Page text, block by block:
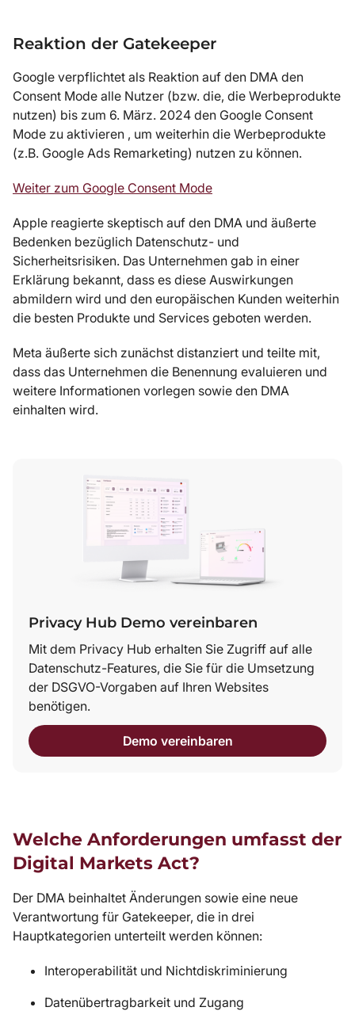
Reaktion der Gatekeeper
Google verpflichtet als Reaktion auf den DMA den
Consent Mode alle Nutzer (bzw. die, die Werbeprodukte
nutzen) bis zum 6. März. 2024 den Google Consent
Mode zu aktivieren , um weiterhin die Werbeprodukte
(z.B. Google Ads Remarketing) nutzen zu können.
Weiter zum Google Consent Mode
Apple reagierte skeptisch auf den DMA und äußerte
Bedenken bezüglich Datenschutz- und
Sicherheitsrisiken. Das Unternehmen gab in einer
Erklärung bekannt, dass es diese Auswirkungen
abmildern wird und den europäischen Kunden weiterhin
die besten Produkte und Services geboten werden.
Meta äußerte sich zunächst distanziert und teilte mit,
dass das Unternehmen die Benennung evaluieren und
weitere Informationen vorlegen sowie den DMA
einhalten wird.
Privacy Hub Demo vereinbaren
Mit dem Privacy Hub erhalten Sie Zugriff auf alle
Datenschutz-Features, die Sie für die Umsetzung
der DSGVO-Vorgaben auf Ihren Websites
benötigen.
Demo vereinbaren
Welche Anforderungen umfasst der
Digital Markets Act?
Der DMA beinhaltet Änderungen sowie eine neue
Verantwortung für Gatekeeper, die in drei
Hauptkategorien unterteilt werden können:
Interoperabilität und Nichtdiskriminierung
Datenübertragbarkeit und Zugang